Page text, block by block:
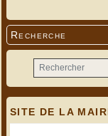
Recherche
SITE DE LA